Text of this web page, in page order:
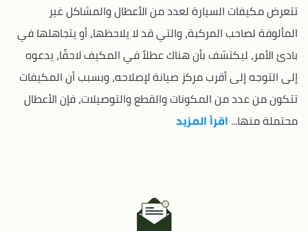
تتعرض مكيفات السيارة لعدد من الأعطال والمشاكل غير
المألوفة لصاحب المركبة، والتي قد لا يلاحظها، أو يتجاهلها في
بادئ الأمر، ليكتشف بأن هناك عطلاً في المكيف لاحقًا، يدعوه
إلى التوجه إلى أقرب مركز صيانة لإصلاحه، وبسبب أن المكيفات
تتكون من عدد من المكونات والقطع والتوصيلات، فإن الأعطال
محتملة منها... اقرأ المزيد